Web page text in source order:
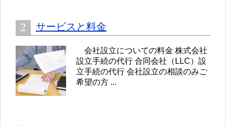
サービスと料金
会社設立についての料金 株式会社
設立手続の代行 合同会社（LLC）設
立手続の代行 会社設立の相談のみご
希望の方 ...